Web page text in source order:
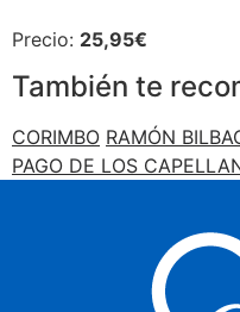
Precio: 25,95€
También te
CORIMBO RAMÓN
PAGO DE LOS